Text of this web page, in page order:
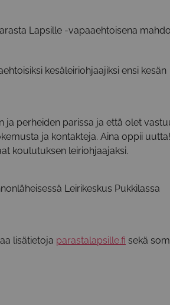
Lapsille -vapaaehtoisena
kesäleiriohjaajiksi ensi kesän
ja perheiden parissa ja että olet
ja kontakteja. Aina oppii
koulutuksen leiriohjaajaksi.
Leirikeskus Pukkilassa
lisätietoja parastalapsille.fi sekä